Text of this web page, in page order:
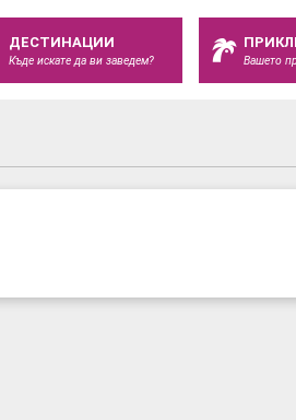
ДЕСТИНАЦИИ
Къде искате да ви заведем? Вашето